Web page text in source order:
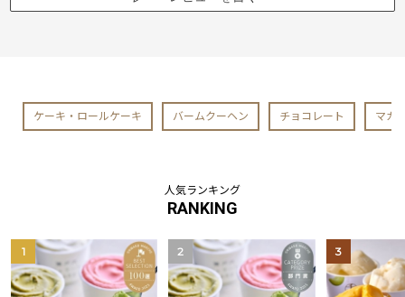
ケーキ・ロールケーキ バームクーヘン チョコレート マカ
人気ランキング
RANKING
1 2 3